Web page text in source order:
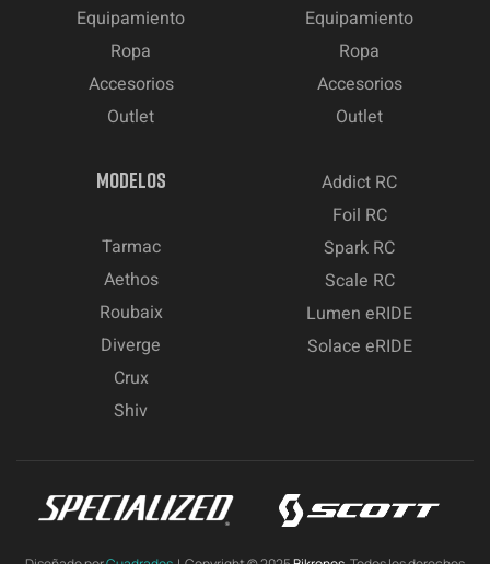
Equipamiento
Ropa
Accesorios
Outlet
Equipamiento
Ropa
Accesorios
Outlet
MODELOS
Tarmac
Aethos
Roubaix
Diverge
Crux
Shiv
Addict RC
Foil RC
Spark RC
Scale RC
Lumen eRIDE
Solace eRIDE